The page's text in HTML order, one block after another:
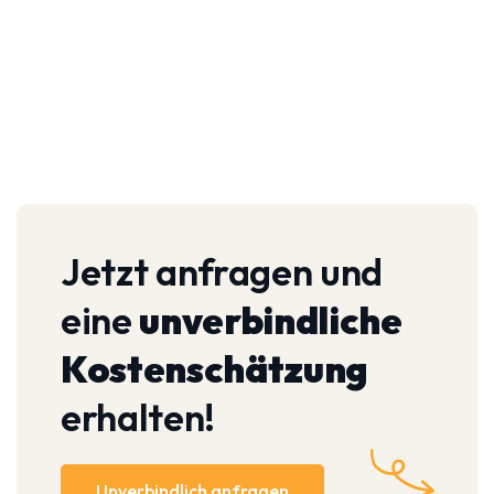
Jetzt anfragen und
eineunverbindliche
Kostenschätzung
erhalten!